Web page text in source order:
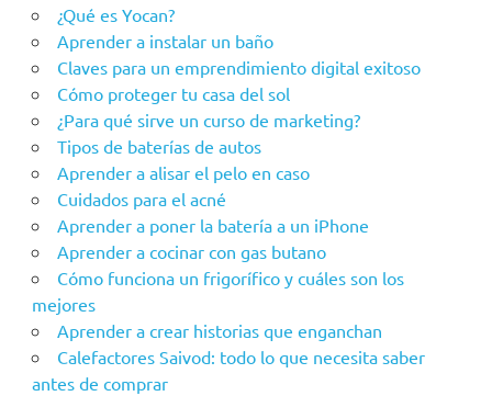
¿Qué es Yocan?
Aprender a instalar un baño
Claves para un emprendimiento digital exitoso
Cómo proteger tu casa del sol
¿Para qué sirve un curso de marketing?
Tipos de baterías de autos
Aprender a alisar el pelo en caso
Cuidados para el acné
Aprender a poner la batería a un iPhone
Aprender a cocinar con gas butano
Cómo funciona un frigorífico y cuáles son los
mejores
Aprender a crear historias que enganchan
Calefactores Saivod: todo lo que necesita saber
antes de comprar